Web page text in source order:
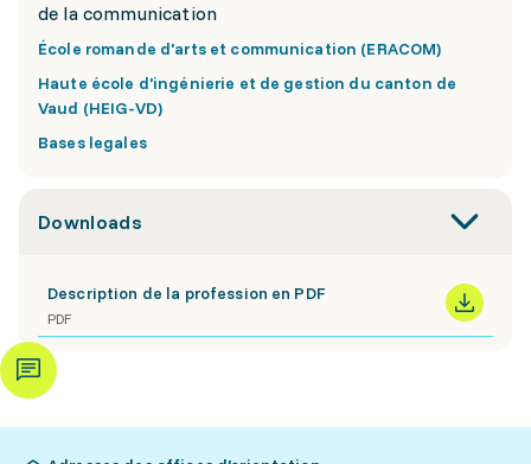
de la communication
École romande d'arts et communication (ERACOM)
Haute école d'ingénierie et de gestion du canton de
Vaud (HEIG-VD)
Bases legales
Downloads
Description de la profession en PDF
PDF